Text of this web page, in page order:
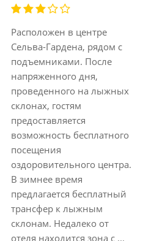
Расположен в центре
Сельва-Гардена, рядом с
подъемниками. После
напряженного дня,
проведенного на лыжных
склонах, гостям
предоставляется
возможность бесплатного
посещения
оздоровительного центра.
В зимнее время
предлагается бесплатный
трансфер к лыжным
склонам. Недалеко от
отеля находится зона с ...